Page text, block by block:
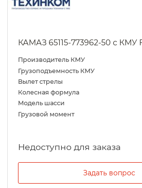
КАМАЗ 65115-773962-50 с КМУ
Производитель КМУ
Грузоподъемность КМУ
Вылет стрелы
Колесная формула
Модель шасси
Грузовой момент
Задать вопрос